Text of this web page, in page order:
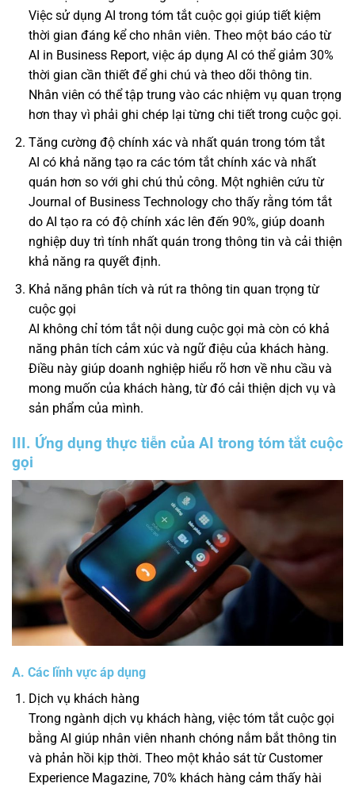
Việc sử dụng AI trong tóm tắt cuộc gọi giúp tiết kiệm
thời gian đáng kể cho nhân viên. Theo một báo cáo từ
AI in Business Report, việc áp dụng AI có thể giảm 30%
thời gian cần thiết để ghi chú và theo dõi thông tin.
Nhân viên có thể tập trung vào các nhiệm vụ quan trọng
hơn thay vì phải ghi chép lại từng chi tiết trong cuộc gọi.
Tăng cường độ chính xác và nhất quán trong tóm tắt
AI có khả năng tạo ra các tóm tắt chính xác và nhất
quán hơn so với ghi chú thủ công. Một nghiên cứu từ
Journal of Business Technology cho thấy rằng tóm tắt
do AI tạo ra có độ chính xác lên đến 90%, giúp doanh
nghiệp duy trì tính nhất quán trong thông tin và cải thiện
khả năng ra quyết định.
Khả năng phân tích và rút ra thông tin quan trọng từ
cuộc gọi
AI không chỉ tóm tắt nội dung cuộc gọi mà còn có khả
năng phân tích cảm xúc và ngữ điệu của khách hàng.
Điều này giúp doanh nghiệp hiểu rõ hơn về nhu cầu và
mong muốn của khách hàng, từ đó cải thiện dịch vụ và
sản phẩm của mình.
III. Ứng dụng thực tiễn của AI trong tóm tắt cuộc
gọi
A. Các lĩnh vực áp dụng
Dịch vụ khách hàng
Trong ngành dịch vụ khách hàng, việc tóm tắt cuộc gọi
bằng AI giúp nhân viên nhanh chóng nắm bắt thông tin
và phản hồi kịp thời. Theo một khảo sát từ Customer
Experience Magazine, 70% khách hàng cảm thấy hài